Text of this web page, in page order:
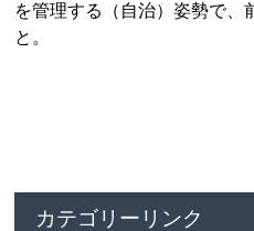
を管理する（自治）姿勢で、
と。
カテゴリーリンク